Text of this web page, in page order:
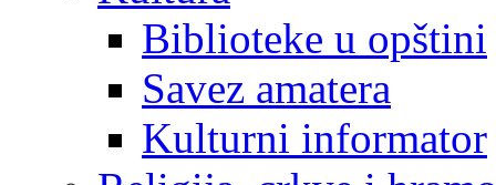
Biblioteke u opštini
Savez amatera
Kulturni informator